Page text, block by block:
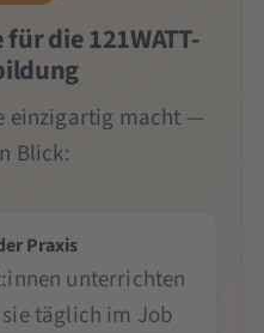
die 121WATT-
einzigartig macht —
Blick:
Praxis
unterrichten
täglich im Job